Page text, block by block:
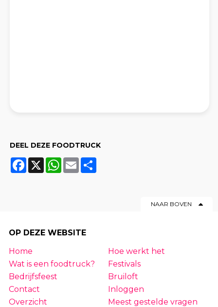
DEEL DEZE FOODTRUCK
Facebook
X WhatsApp
Email
NAAR BOVEN
OP DEZE WEBSITE
Home
Hoe werkt het
Wat is een foodtruck?
Festivals
Bedrijfsfeest
Bruiloft
Contact
Inloggen
Overzicht
Meest gestelde vragen